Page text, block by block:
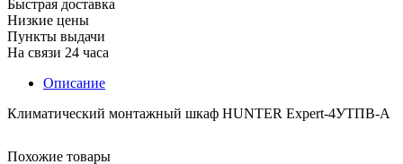
Быстрая доставка
Низкие цены
Пункты выдачи
На связи 24 часа
Описание
Климатический монтажный шкаф HUNTER Expert-4УТПВ-А
Похожие товары